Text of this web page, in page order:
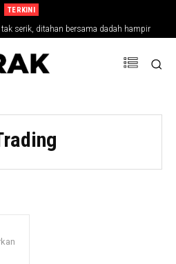
TERKINI
serik, ditahan bersama dadah hampir
RM30,000